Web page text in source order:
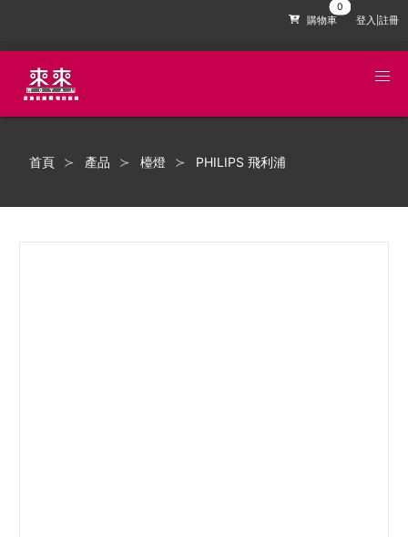
購物車 登入|註冊
首頁 產品 檯燈 PHILIPS 飛利浦